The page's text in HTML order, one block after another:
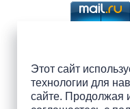
Этот сайт
технологии для
сайте. Продолжая
Подпишись на
ПАИ в соцсетях!